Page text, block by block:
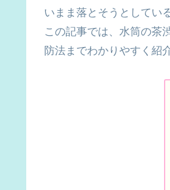
いまま落とそうとしてい
この記事では、水筒の茶
防法までわかりやすく紹